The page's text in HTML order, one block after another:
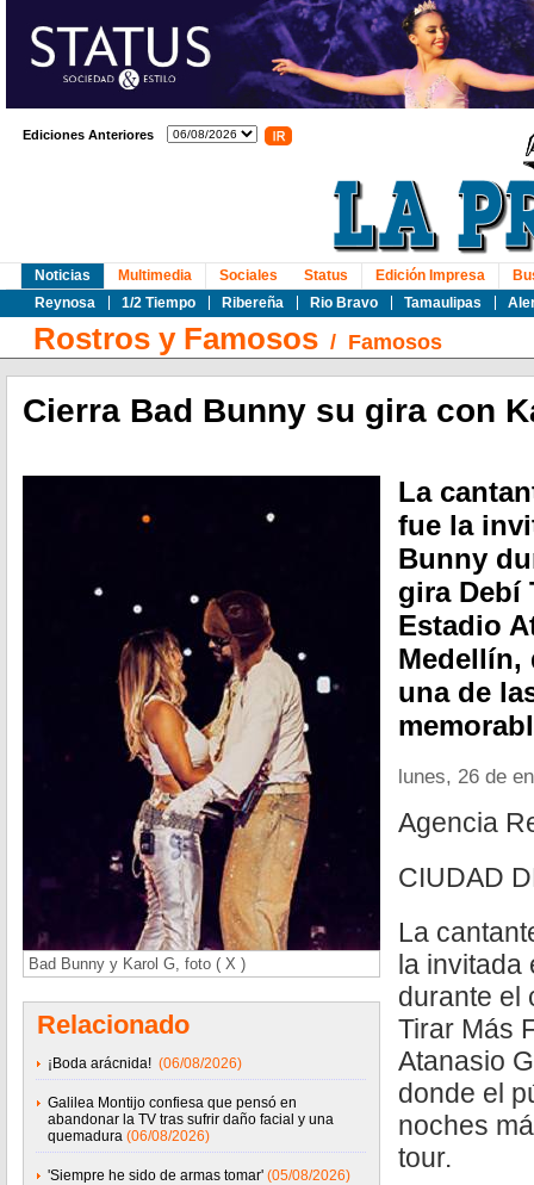
Ediciones Anteriores
Noticias
Reynosa
1/2 Tiempo Ribereña Rio Bravo Tamaulipas
Multimedia Sociales Status Edición Impresa
Rostros y Famosos / Famosos
Cierra Bad Bunny su gira con
Bad Bunny y Karol G, foto ( X )
Relacionado
¡Boda arácnida! (06/08/2026)
Galilea Montijo confiesa que pensó en
abandonar la TV tras sufrir daño facial y una
quemadura (06/08/2026)
'Siempre he sido de armas tomar' (05/08/2026)
La
fue la
Bunny
gira Debí
Estadio
Medellín,
una de
lunes, 26 de
Agencia
CIUDAD
La
la invitada
durante el
Tirar Más
Atanasio
donde el
noches
tour.